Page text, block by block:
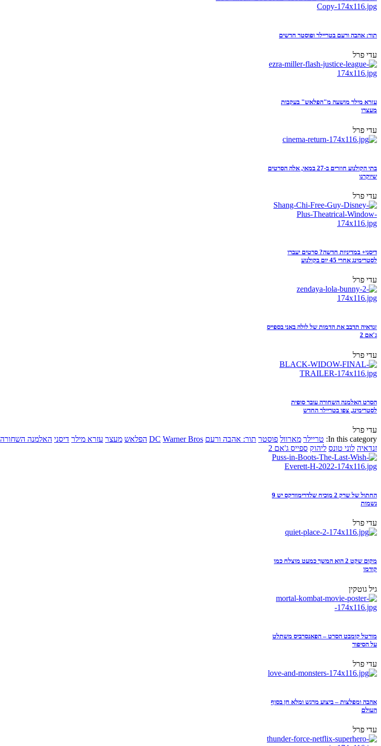
תור: אהבה ורעם בטריילר ופוסטר חדשים
עדי פרל
עזרא מילר מושעה מ"הפלאש" בעקבות
מעצרו
עדי פרל
בתי הקולנוע חוזרים ב-27 במאי, אלה הסרטים
שיוקרנו
עדי פרל
דיסני+ במדיניות חדשה? סרטים יעברו
לסטרימינג אחרי 45 יום בקולנוע
עדי פרל
זנדאיה תדבב את הדמות של לולה באני בספייס
ג'אם 2
עדי פרל
הסרט האלמנה השחורה עובר סופית
לסטרימינג, צפו בטריילר החדש
עדי פרל
In this category: טריילר מארוול פוסטר תור: אהבה ורעם DC Warner Bros הפלאש מעצר עזרא מילר דיסני האלמנה השחורה
זנדאיה לוני טונס ליהוק ספייס ג'אם 2
החתול של שרק 2 מוכיח שלדרימוורקס יש 9
נשמות
עדי פרל
מקום שקט 2 הוא המשך כמעט מוצלח כמו
קודמו
גיל גוטקין
מורטל קומבט הסרט – הפאנסרביס משתלט
על הסיפור
עדי פרל
אהבה ומפלצות – ביצוע מרגש ומלא חן בסוף
העולם
עדי פרל